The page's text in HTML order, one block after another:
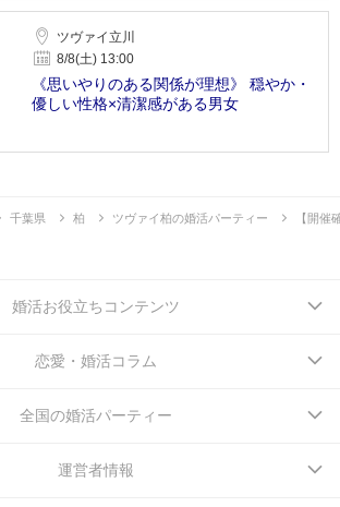
ツヴァイ立川
8/8(土) 13:00
《思いやりのある関係が理想》 穏やか・
優しい性格×清潔感がある男女
千葉県 柏 ツヴァイ柏の婚活パーティー 【開
婚活お役立ちコンテンツ
恋愛・婚活コラム
全国の婚活パーティー
運営者情報